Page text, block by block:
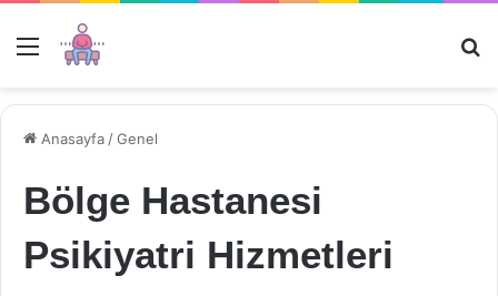
Menü
Anasayfa /Genel
Bölge Hastanesi
Psikiyatri Hizmetleri